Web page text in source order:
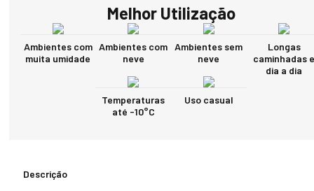
Melhor Utilização
Ambientes com
muita umidade
Ambientes com
neve
Ambientes sem
neve
Longas
caminhadas
dia a dia
Temperaturas
até -10°C
Uso casual
Descrição